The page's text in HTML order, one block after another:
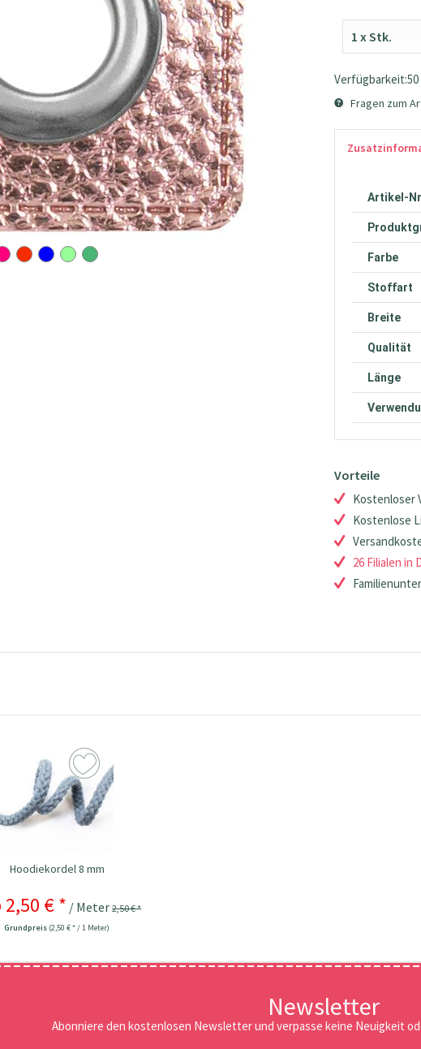
Fragen zum
Artikel-
Farbe
Stoffart
Breite
Qualität
Länge
Vorteile
Kostenloser
Kostenlose
26 Filialen in
Hoodiekordel 8 mm
2,50 € * / Meter2,50 € *
Grundpreis (2,50 € * / 1 Meter)
Newsletter
Abonniere den kostenlosen Newsletter und verpasse keine Neuigkeit